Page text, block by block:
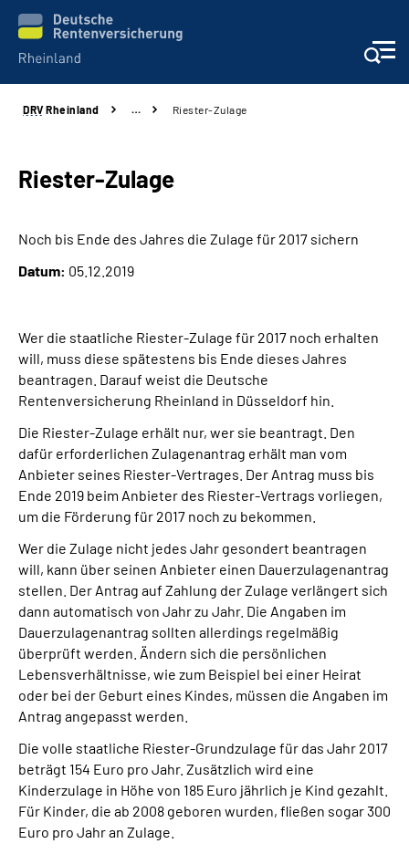
Aktuelles
Beratung und Kontakt
Klinikverbund
Über uns
Inhalte in Gebärdensprache (DGS)
Leichte Sprache
Suche
Mein Kundenportal
DRV Rheinland … Riester-Zulage
Riester-Zulage
Noch bis Ende des Jahres die Zulage für 2017 sichern
Datum: 05.12.2019
Wer die staatliche Riester-Zulage für 2017 noch erhalten
will, muss diese spätestens bis Ende dieses Jahres
beantragen. Darauf weist die Deutsche
Rentenversicherung Rheinland in Düsseldorf hin.
Die Riester-Zulage erhält nur, wer sie beantragt. Den
dafür erforderlichen Zulagenantrag erhält man vom
Anbieter seines Riester-Vertrages. Der Antrag muss bis
Ende 2019 beim Anbieter des Riester-Vertrags vorliegen,
um die Förderung für 2017 noch zu bekommen.
Wer die Zulage nicht jedes Jahr gesondert beantragen
will, kann über seinen Anbieter einen Dauerzulagenantrag
stellen. Der Antrag auf Zahlung der Zulage verlängert sich
dann automatisch von Jahr zu Jahr. Die Angaben im
Dauerzulagenantrag sollten allerdings regelmäßig
überprüft werden. Ändern sich die persönlichen
Lebensverhältnisse, wie zum Beispiel bei einer Heirat
oder bei der Geburt eines Kindes, müssen die Angaben im
Antrag angepasst werden.
Die volle staatliche Riester-Grundzulage für das Jahr 2017
beträgt 154 Euro pro Jahr. Zusätzlich wird eine
Kinderzulage in Höhe von 185 Euro jährlich je Kind gezahlt.
Für Kinder, die ab 2008 geboren wurden, fließen sogar 300
Euro pro Jahr an Zulage.